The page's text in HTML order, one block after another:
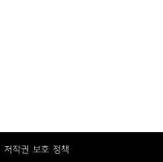
저작권 보호 정책